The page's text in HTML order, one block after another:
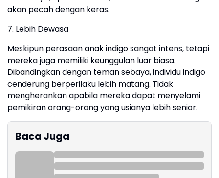
akan pecah dengan keras.
7. Lebih Dewasa
Meskipun perasaan anak indigo sangat intens, tetapi
mereka juga memiliki keunggulan luar biasa.
Dibandingkan dengan teman sebaya, individu indigo
cenderung berperilaku lebih matang. Tidak
mengherankan apabila mereka dapat menyelami
pemikiran orang-orang yang usianya lebih senior.
Baca Juga